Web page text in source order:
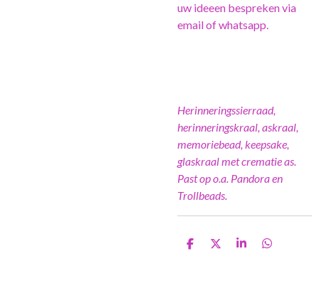
uw ideeen bespreken via
email of whatsapp.
Herinneringssierraad,
herinneringskraal, askraal,
memoriebead, keepsake,
glaskraal met crematie as.
Past op o.a. Pandora en
Trollbeads.
D
D
S
D